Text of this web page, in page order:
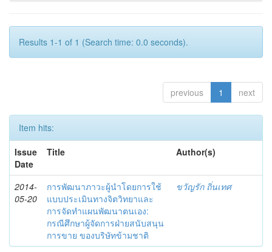
Results 1-1 of 1 (Search time: 0.0 seconds).
previous 1 next
Item hits:
Issue
Date
Title Author(s)
2014-
05-20
การพัฒนาภาวะผู้นำโดยการใช้
แบบประเมินทางจิตวิทยาและ
การจัดทำแผนพัฒนาตนเอง:
กรณีศึกษาผู้จัดการฝ่ายสนับสนุน
การขาย ของบริษัทข้ามชาติ
ขวัญรัก ถิ่นเทศ